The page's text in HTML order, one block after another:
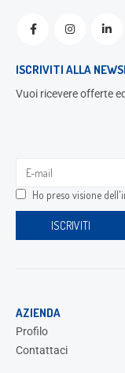
ISCRIVITI ALLA
Vuoi ricevere offerte
Ho preso visione dell'
AZIENDA
Profilo
Contattaci